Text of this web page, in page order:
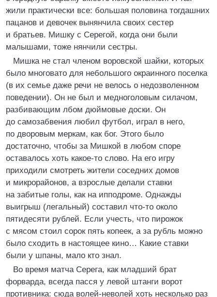
жили практически все: большая половина тогдашних
пацанов и девочек вынянчила своих сестер
и братьев. Мишку с Серегой, когда они были
малышами, тоже нянчили сестры.
Мишка не стал членом воровской шайки, которых
было многовато для небольшого окраинного поселка
(в их семье даже речи не велось о недозволенном
поведении). Он не был и медноголовым силачом,
разбивающим лбом дюймовые доски. Он
до самозабвения любил футбол, играл в него,
по дворовым меркам, как бог. Этого было
достаточно, чтобы за Мишкой в любом споре
оставалось хоть какое-то слово. На его игру
приходили смотреть жители соседних домов
и микрорайонов, а взрослые делали ставки
на забитые голы, как на ипподроме. Однажды
выигрыш (легальный) составил что-то около
пятидесяти рублей. Если учесть, что пирожок
с мясом стоил сорок пять копеек, а за рубль можно
было сходить в настоящее кино… Какие ставки
были у шпаны, мало кто знал.
Во время матча Серега, как младший брат
форварда, всегда пасся у левой штанги ворот
противника: сюда волей-неволей хоть несколько раз